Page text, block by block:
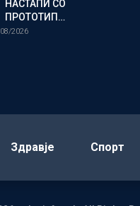
НАСТАПИ СО
ПРОТОТИП…
2026
Здравје Спорт